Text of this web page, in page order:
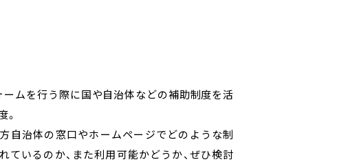
ームを行う際に国や自治体などの補助制度を活
。
自治体の窓口やホームページでどのような制
ているのか、また利用可能かどうか、ぜひ検討